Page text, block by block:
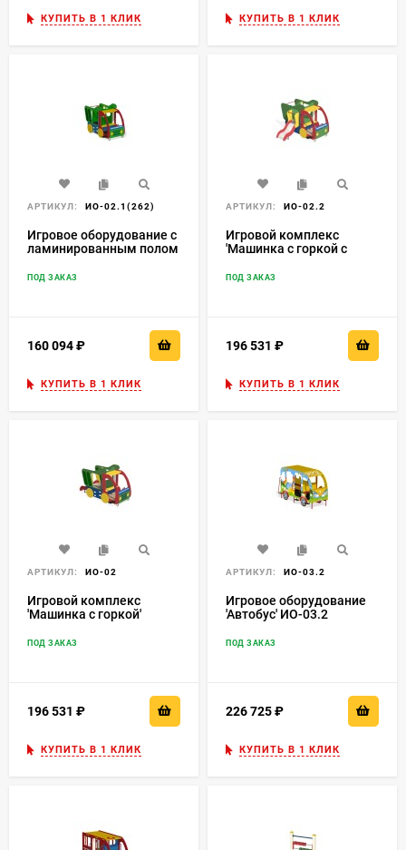
КУПИТЬ В 1 КЛИК КУПИТЬ В 1 КЛИК
АРТИКУЛ: ИО-02.1(262)
Игровое оборудование с
ламинированным полом
ПОД ЗАКАЗ
160 094
КУПИТЬ В 1 КЛИК
АРТИКУЛ: ИО-02.2
Игровой комплекс
'Машинка с горкой с
ПОД ЗАКАЗ
196 531
КУПИТЬ В 1 КЛИК
АРТИКУЛ: ИО-02
Игровой комплекс
'Машинка с горкой'
ПОД ЗАКАЗ
196 531
КУПИТЬ В 1 КЛИК
АРТИКУЛ: ИО-03.2
Игровое оборудование
'Автобус' ИО-03.2
ПОД ЗАКАЗ
226 725
КУПИТЬ В 1 КЛИК